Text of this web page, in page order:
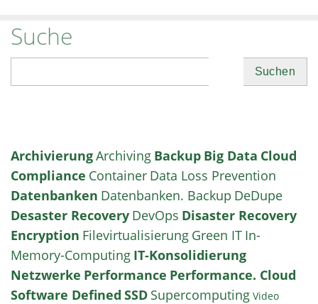
Suche
ArchivierungArchiving Backup Big Data Cloud
Compliance Container Data Loss Prevention
Datenbanken Datenbanken. Backup DeDupe
Desaster Recovery DevOps Disaster Recovery
Encryption Filevirtualisierung Green IT In-
Memory-Computing IT-Konsolidierung
Netzwerke Performance Performance. Cloud
Software Defined SSD Supercomputing Video